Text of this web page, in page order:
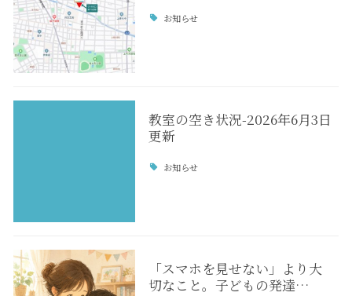
お知らせ
教室の空き状況-2026年6月3日
更新
お知らせ
「スマホを見せない」より大
切なこと。子どもの発達…